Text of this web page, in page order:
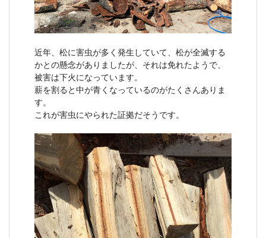
近年、松に害虫が多く発生していて、松が全滅する
かとの懸念がありましたが、それは免れたようで、
被害は下火になっています。
薪を割ると中が青くなっているのがたくさんありま
す。
これが害虫にやられた証拠だそうです。